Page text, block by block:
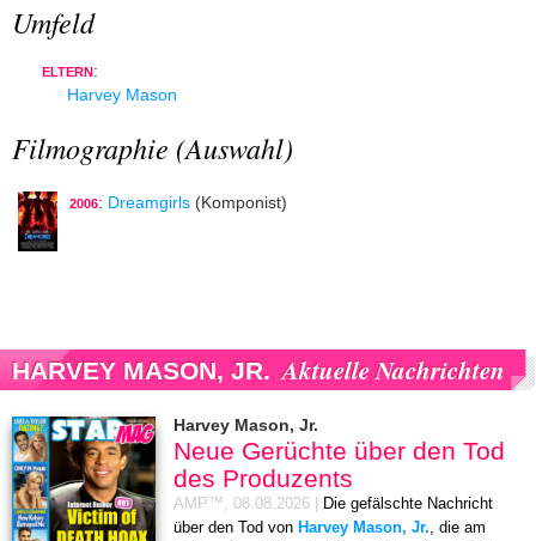
Umfeld
ELTERN:
Harvey Mason
Filmographie (Auswahl)
2006: Dreamgirls (Komponist)
HARVEY MASON, JR. Aktuelle Nachrichten
Harvey Mason, Jr.
Neue Gerüchte über den Tod
des Produzents
AMP™, 08.08.2026
Die gefälschte Nachricht
über den Tod von Harvey Mason, Jr., die am